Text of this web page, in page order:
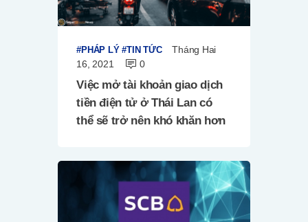
PHÁP LÝ TIN TỨC
Tháng Hai
16, 2021
0
Việc mở tài khoản giao dịch
tiền điện tử ở Thái Lan có
thể sẽ trở nên khó khăn hơn